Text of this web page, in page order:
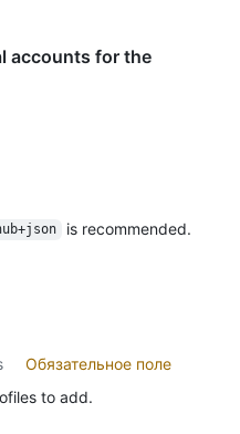
accounts for the
is recommended.
Обязательное поле
to add.